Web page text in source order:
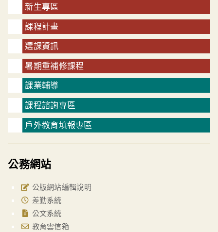
新生專區
課程計畫
選課資訊
暑期重補修課程
課業輔導
課程諮詢專區
戶外教育填報專區
公務網站
公版網站編輯說明
差勤系統
公文系統
教育雲信箱